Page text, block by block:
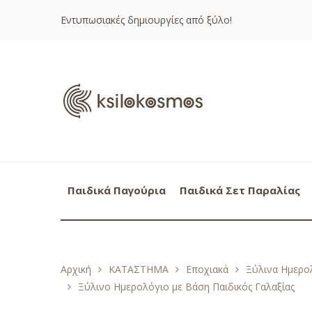
Εντυπωσιακές δημιουργίες από ξύλο!
Παιδικά Παγούρια Παιδικά Σετ Παραλίας
Αρχική ΚΑΤΑΣΤΗΜΑ Εποχιακά
Ξύλινα
Ξύλινο Ημερολόγιο με Βάση Παιδικός Γαλαξίας